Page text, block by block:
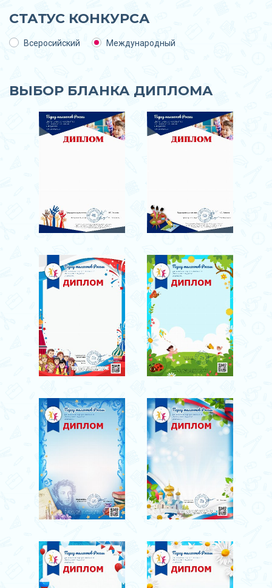
СТАТУС КОНКУРСА
Всеросийский Международный
ВЫБОР БЛАНКА ДИПЛОМА